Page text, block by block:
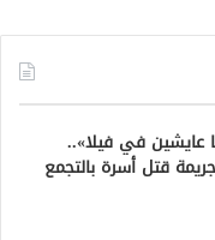
في فيلا»..
قتل أسرة بالتجمع